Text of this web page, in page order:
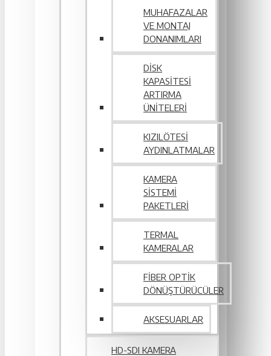
MUHAFAZALAR
VE MONTAJ
DONANIMLARI
DISK
KAPASITESI
ARTIRMA
ÜNITELERI
KIZILÖTESI
AYDINLATMALAR
KAMERA
SISTEMI
PAKETLERI
TERMAL
KAMERALAR
FIBER OPTIK
DÖNÜŞTÜRÜCÜLER
AKSESUARLAR
HD-SDI KAMERA